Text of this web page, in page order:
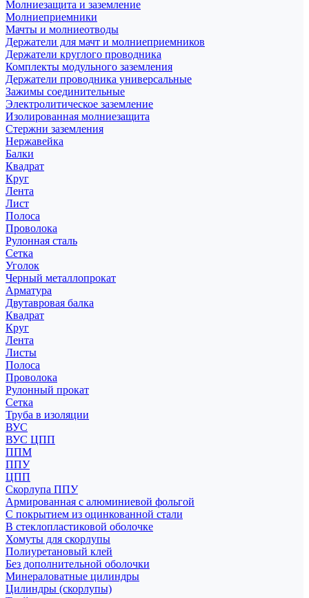
Молниезащита и заземление
Молниеприемники
Мачты и молниеотводы
Держатели для мачт и молниеприемников
Держатели круглого проводника
Комплекты модульного заземления
Держатели проводника универсальные
Зажимы соединительные
Электролитическое заземление
Изолированная молниезащита
Стержни заземления
Нержавейка
Балки
Квадрат
Круг
Лента
Лист
Полоса
Проволока
Рулонная сталь
Сетка
Уголок
Черный металлопрокат
Арматура
Двутавровая балка
Квадрат
Круг
Лента
Листы
Полоса
Проволока
Рулонный прокат
Сетка
Труба в изоляции
ВУС
ВУС ЦПП
ППМ
ППУ
ЦПП
Скорлупа ППУ
Армированная с алюминиевой фольгой
С покрытием из оцинкованной стали
В стеклопластиковой оболочке
Хомуты для скорлупы
Полиуретановый клей
Без дополнительной оболочки
Минераловатные цилиндры
Цилиндры (скорлупы)